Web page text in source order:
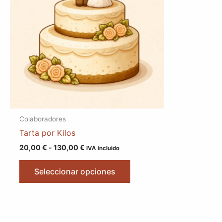
Colaboradores
Tarta por Kilos
20,00€ - 130,00€
hasta
130,00 €
IVA incluido
Seleccionar opciones
Las
opciones
se
pueden
elegir
en